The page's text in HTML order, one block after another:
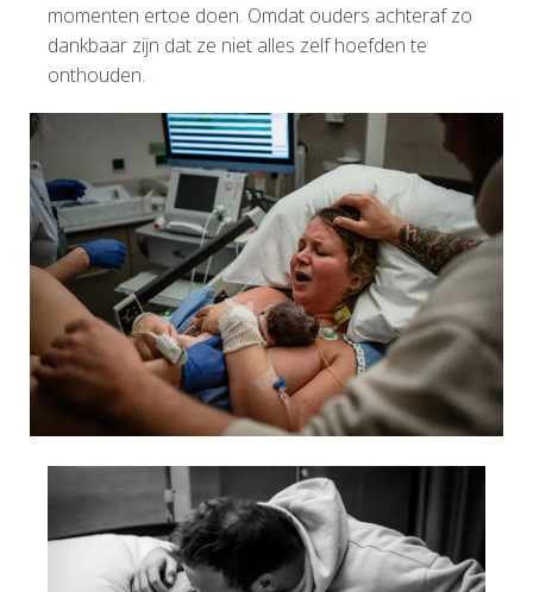
momenten ertoe doen. Omdat ouders achteraf zo
dankbaar zijn dat ze niet alles zelf hoefden te
onthouden.